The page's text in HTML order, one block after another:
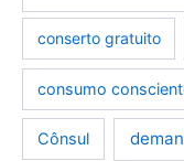
conserto gratuito
consumo
Cônsul